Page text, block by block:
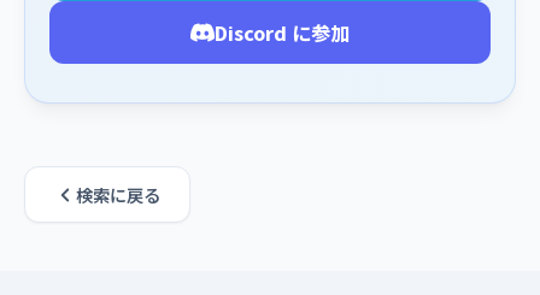
Discord に参加
検索に戻る